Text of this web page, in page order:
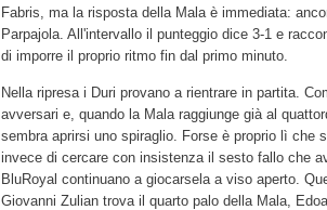
Fabris, ma la risposta della Mala è immediata:
Parpajola. All'intervallo il punteggio dice 3-1 e
di imporre il proprio ritmo fin dal primo minuto.
Nella ripresa i Duri provano a rientrare in partita.
avversari e, quando la Mala raggiunge già al
sembra aprirsi uno spiraglio. Forse è proprio lì che
invece di cercare con insistenza il sesto fallo che
BluRoyal continuano a giocarsela a viso aperto.
Giovanni Zulian trova il quarto palo della Mala,